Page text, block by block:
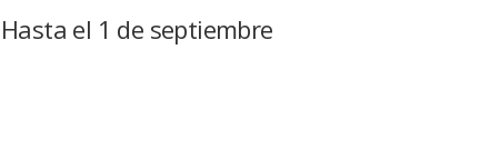
Hasta el 1 de septiembre